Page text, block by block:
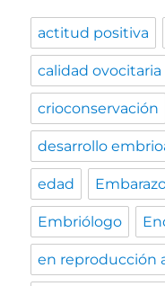
actitud positiva
calidad ovocitaria
crioconservación
desarrollo
edad
Embriólogo
en reproducción